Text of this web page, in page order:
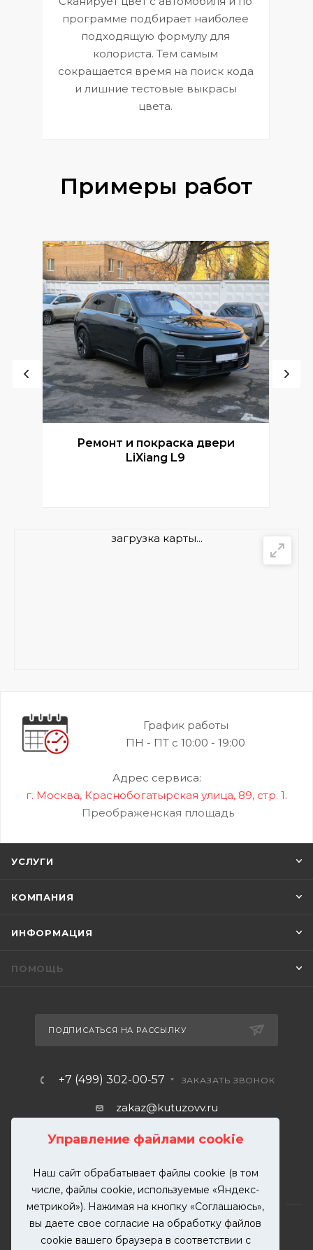
Управление файлами cookie
Наш сайт обрабатывает файлы cookie (в том
числе, файлы cookie, используемые «Яндекс-
метрикой»). Нажимая на кнопку «Соглашаюсь»,
вы даете свое согласие на обработку файлов
cookie вашего браузера в соответствии с
программе подбирает наиболее
подходящую формулу для
колориста. Тем самым
сокращается время на поиск кода
и лишние тестовые выкрасы
цвета.
Примеры работ
Ремонт и покраска двери
LiXiang L9
загрузка карты...
График работы
ПН - ПТ с 10:00 - 19:00
Адрес сервиса:
г. Москва, Краснобогатырская улица, 89, стр. 1.
Преображенская площадь
УСЛУГИ
КОМПАНИЯ
ИНФОРМАЦИЯ
ПОМОЩЬ
ПОДПИСАТЬСЯ НА РАССЫЛКУ
+7 (499) 302-00-57 ЗАКАЗАТЬ ЗВОНОК
zakaz@kutuzovv.ru
г. Москва, Краснобогатырская
улица, 89, стр. 1.